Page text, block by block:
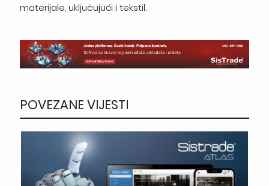
materijale, uključujući i tekstil.
POVEZANE VIJESTI